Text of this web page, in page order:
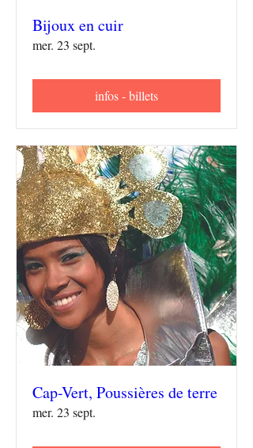
Bijoux en cuir
mer. 23 sept.
infos - billets
Cap-Vert, Poussières de terre
mer. 23 sept.